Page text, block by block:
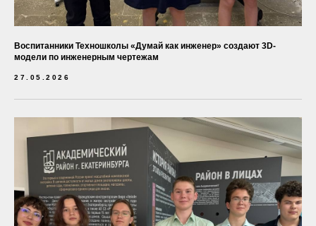
Воспитанники Техношколы «Думай как инженер» создают 3D-
модели по инженерным чертежам
27.05.2026